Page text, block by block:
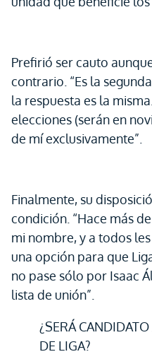
Prefirió ser cauto
contrario. “Es la
la respuesta es la
elecciones (serán en
de mí exclusivamente”.
Finalmente, su
condición. “Hace más
mi nombre, y a todos
una opción para que
no pase sólo por Isaac
lista de unión”.
¿SERÁ
DE LIGA?